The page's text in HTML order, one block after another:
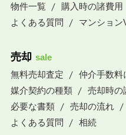
物件一覧
購入時の諸費用
よくある質問
マンション
売却 sale
無料売却査定
仲介手数料
媒介契約の種類
売却時の
必要な書類
売却の流れ
よくある質問
相続